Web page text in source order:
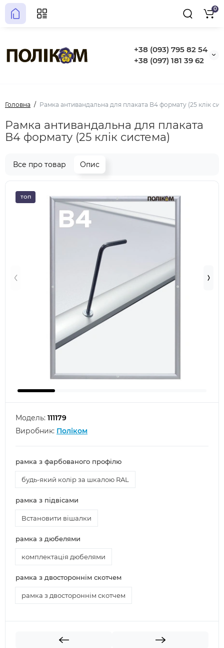
+38 (093) 795 82 54
+38 (097) 181 39 62
0
Головна Рамка антивандальна для плаката В4 формату (25 клік
Рамка антивандальна для плаката
В4 формату (25 клік система)
Все про товар Опис
ТОП
Модель: 111179
Виробник: Поліком
рамка з фарбованого профілю
будь-який колір за шкалою RAL
рамка з підвісами
Встановити вішалки
рамка з дюбелями
комплектація дюбелями
рамка з двостороннім скотчем
рамка з двостороннім скотчем